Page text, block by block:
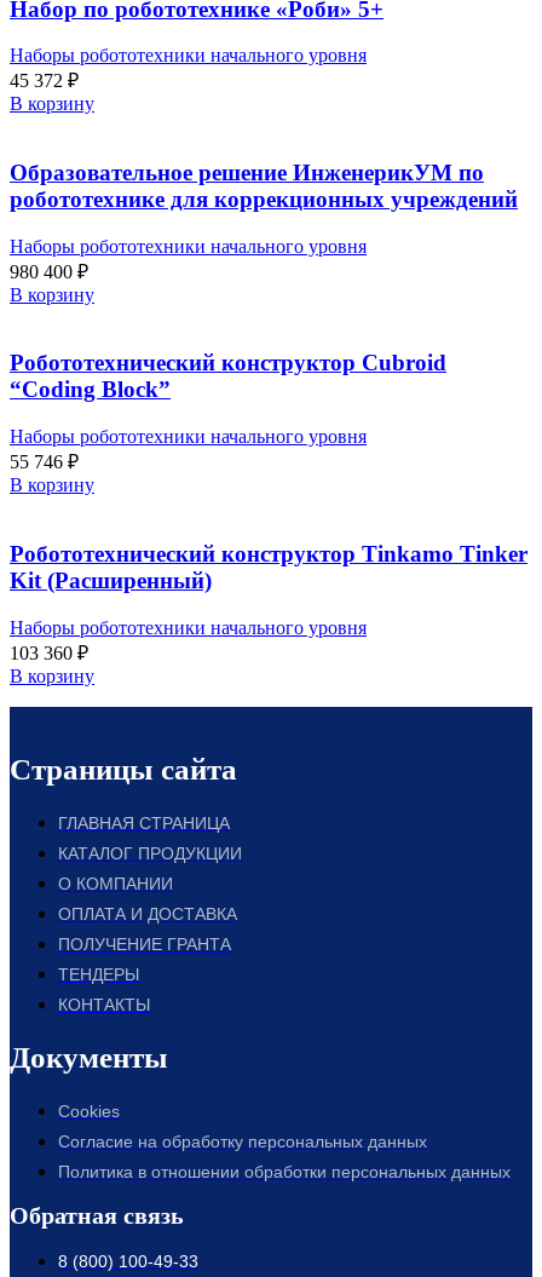
Набор по робототехнике «Роби» 5+
Наборы робототехники начального уровня
45 372 ₽
В корзину
Образовательное решение ИнженерикУМ по
робототехнике для коррекционных учреждений
Наборы робототехники начального уровня
980 400 ₽
В корзину
Робототехнический конструктор Cubroid
“Coding Block”
Наборы робототехники начального уровня
55 746 ₽
В корзину
Робототехнический конструктор Tinkamo Tinker
Kit (Расширенный)
Наборы робототехники начального уровня
103 360 ₽
В корзину
Страницы сайта
ГЛАВНАЯ СТРАНИЦА
КАТАЛОГ ПРОДУКЦИИ
О КОМПАНИИ
ОПЛАТА И ДОСТАВКА
ПОЛУЧЕНИЕ ГРАНТА
ТЕНДЕРЫ
КОНТАКТЫ
Документы
Cookies
Согласие на обработку персональных данных
Политика в отношении обработки персональных данных
Обратная связь
8 (800) 100-49-33